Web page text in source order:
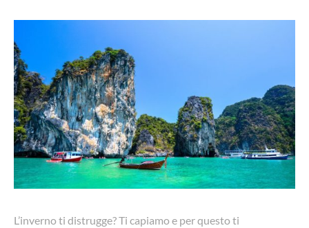
L’inverno ti distrugge? Ti capiamo e per questo ti